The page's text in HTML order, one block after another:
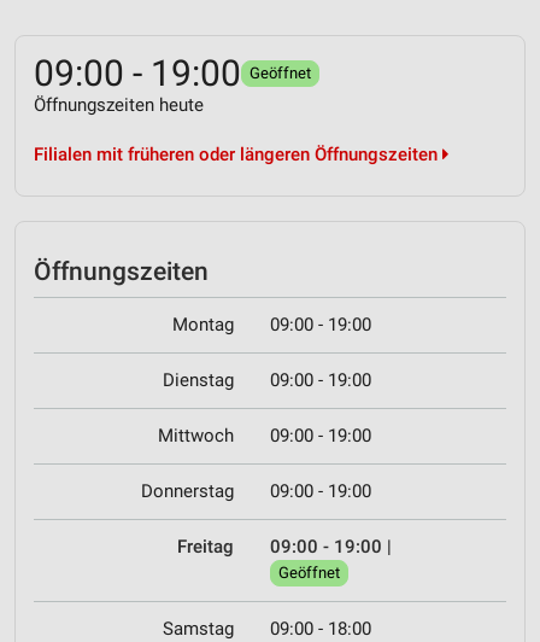
09:00 - 19:00 Geöffnet
Öffnungszeiten heute
Filialen mit früheren oder längeren Öffnungszeiten
Öffnungszeiten
Montag 09:00 - 19:00
Dienstag 09:00 - 19:00
Mittwoch 09:00 - 19:00
Donnerstag 09:00 - 19:00
Freitag 09:00 - 19:00 |
Geöffnet
Samstag 09:00 - 18:00